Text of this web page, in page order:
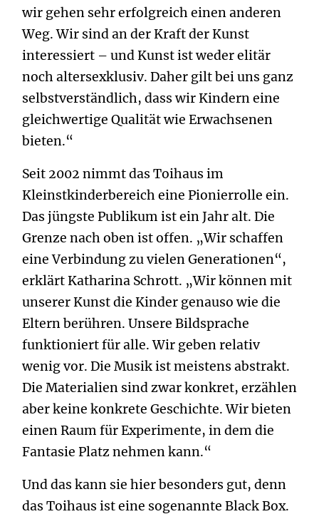
wir gehen sehr erfolgreich einen anderen
Weg. Wir sind an der Kraft der Kunst
interessiert – und Kunst ist weder elitär
noch altersexklusiv. Daher gilt bei uns ganz
selbstverständlich, dass wir Kindern eine
gleichwertige Qualität wie Erwachsenen
bieten.“
Seit 2002 nimmt das Toihaus im
Kleinstkinderbereich eine Pionierrolle ein.
Das jüngste Publikum ist ein Jahr alt. Die
Grenze nach oben ist offen. „Wir schaffen
eine Verbindung zu vielen Generationen“,
erklärt Katharina Schrott. „Wir können mit
unserer Kunst die Kinder genauso wie die
Eltern berühren. Unsere Bildsprache
funktioniert für alle. Wir geben relativ
wenig vor. Die Musik ist meistens abstrakt.
Die Materialien sind zwar konkret, erzählen
aber keine konkrete Geschichte. Wir bieten
einen Raum für Experimente, in dem die
Fantasie Platz nehmen kann.“
Und das kann sie hier besonders gut, denn
das Toihaus ist eine sogenannte Black Box.